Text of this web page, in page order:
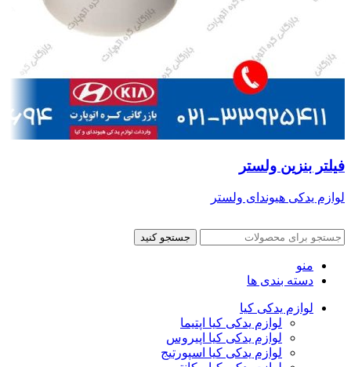
فیلتر بنزین ولستر
لوازم یدکی هیوندای ولستر
جستجو کنید
منو
دسته بندی ها
لوازم یدکی کیا
لوازم یدکی کیا اپتیما
لوازم یدکی کیا اپیروس
لوازم یدکی کیا اسپورتیج